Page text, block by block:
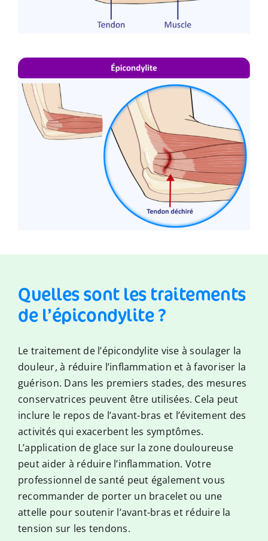
Quelles sont les traitements
de l’épicondylite ?
Le traitement de l’épicondylite vise à soulager la
douleur, à réduire l’inflammation et à favoriser la
guérison. Dans les premiers stades, des mesures
conservatrices peuvent être utilisées. Cela peut
inclure le repos de l’avant-bras et l’évitement des
activités qui exacerbent les symptômes.
L’application de glace sur la zone douloureuse
peut aider à réduire l’inflammation. Votre
professionnel de santé peut également vous
recommander de porter un bracelet ou une
attelle pour soutenir l’avant-bras et réduire la
tension sur les tendons.